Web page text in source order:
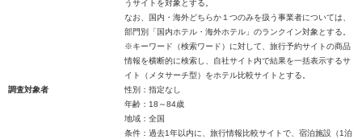
うサイトを対象とする。
なお、国内・海外どちらか１つのみを扱う事業者については、
部門別「国内ホテル・海外ホテル」のランクイン対象とする。
※キーワード（検索ワード）に対して、旅行予約サイトの商品
情報を横断的に検索し、自社サイト内で結果を一括表示するサ
イト（メタサーチ型）をホテル比較サイトとする。
調査対象者
性別：指定なし
年齢：18～84歳
地域：全国
条件：過去1年以内に、旅行情報比較サイトで、宿泊施設（1泊